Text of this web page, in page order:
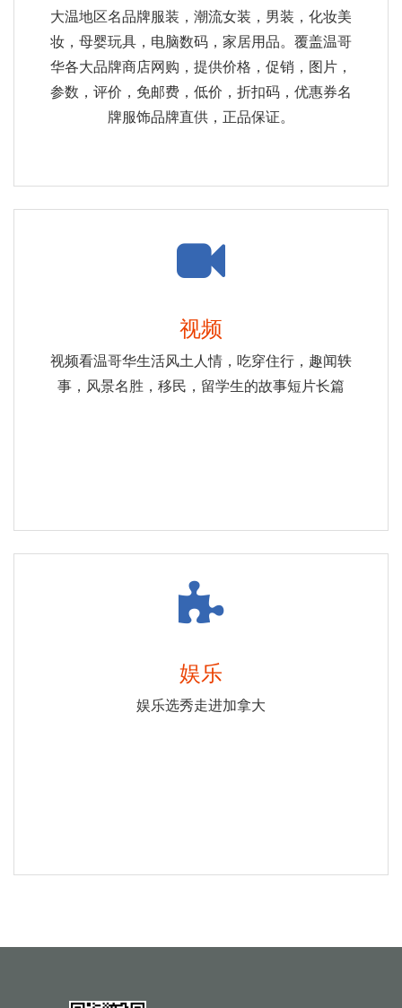
大温地区名品牌服装，潮流女装，男装，化妆美
妆，母婴玩具，电脑数码，家居用品。覆盖温哥
华各大品牌商店网购，提供价格，促销，图片，
参数，评价，免邮费，低价，折扣码，优惠券名
牌服饰品牌直供，正品保证。
视频
视频看温哥华生活风土人情，吃穿住行，趣闻轶
事，风景名胜，移民，留学生的故事短片长篇
娱乐
娱乐选秀走进加拿大